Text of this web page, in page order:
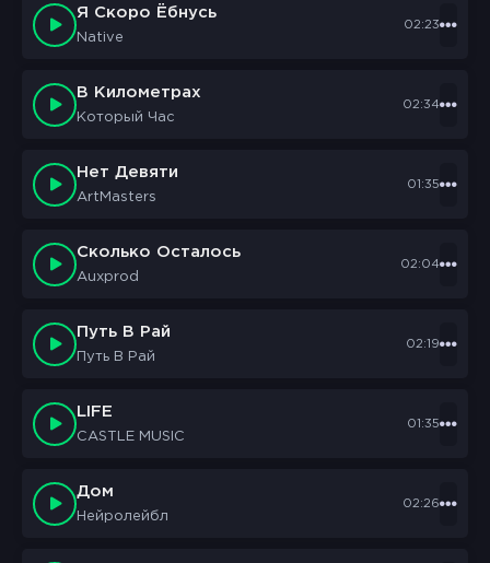
Я Скоро Ёбнусь
Native
02:23
В Километрах
Который Час
02:34
Нет Девяти
ArtMasters
01:35
Сколько Осталось
Auxprod
02:04
Путь В Рай
Путь В Рай
02:19
LIFE
CASTLE MUSIC
01:35
Дом
Нейролейбл
02:26